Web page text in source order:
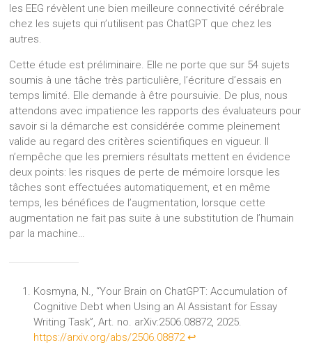
les EEG révèlent une bien meilleure connectivité cérébrale
chez les sujets qui n’utilisent pas ChatGPT que chez les
autres.
Cette étude est préliminaire. Elle ne porte que sur 54 sujets
soumis à une tâche très particulière, l’écriture d’essais en
temps limité. Elle demande à être poursuivie. De plus, nous
attendons avec impatience les rapports des évaluateurs pour
savoir si la démarche est considérée comme pleinement
valide au regard des critères scientifiques en vigueur. Il
n’empêche que les premiers résultats mettent en évidence
deux points: les risques de perte de mémoire lorsque les
tâches sont effectuées automatiquement, et en même
temps, les bénéfices de l’augmentation, lorsque cette
augmentation ne fait pas suite à une substitution de l’humain
par la machine…
Kosmyna, N., “Your Brain on ChatGPT: Accumulation of
Cognitive Debt when Using an AI Assistant for Essay
Writing Task”, Art. no. arXiv:2506.08872, 2025.
https://arxiv.org/abs/2506.08872 ↩︎